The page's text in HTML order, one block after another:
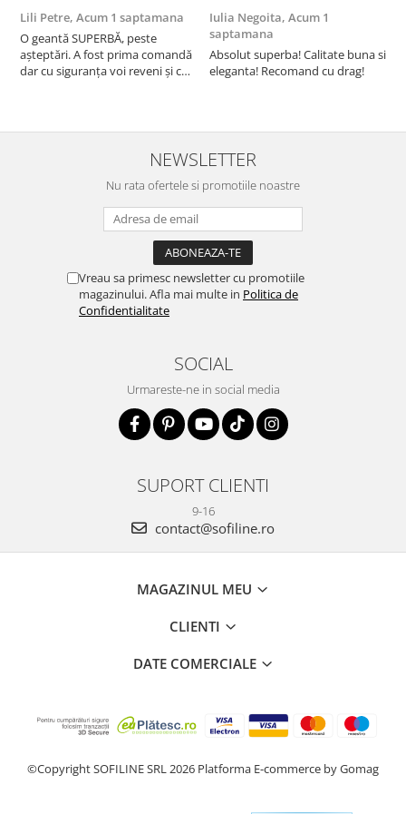
Lili Petre, Acum 1 saptamana
O geantă SUPERBĂ, peste
așteptări. A fost prima comandă
dar cu siguranța voi reveni și cu
doua zi). RECOMAND SOFILINE!!!
Iulia Negoita, Acum 1
saptamana
Absolut superba! Calitate buna si
eleganta! Recomand cu drag!
NEWSLETTER
Nu rata ofertele si promotiile noastre
Vreau sa primesc newsletter cu promotiile
magazinului. Afla mai multe in Politica de
Confidentialitate
SOCIAL
Urmareste-ne in social media
SUPORT CLIENTI
9-16
contact@sofiline.ro
MAGAZINUL MEU
CLIENTI
DATE COMERCIALE
©Copyright SOFILINE SRL 2026 Platforma E-commerce by Gomag